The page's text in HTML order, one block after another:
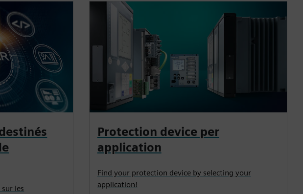
les
Protection device per
application
Find your protection device by selecting your
application!